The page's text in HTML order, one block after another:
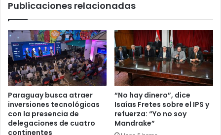
Publicaciones relacionadas
Paraguay busca atraer
inversiones tecnológicas
con la presencia de
delegaciones de cuatro
continentes
“No hay dinero”, dice
Isaías Fretes sobre el IPS y
refuerza: “Yo no soy
Mandrake”